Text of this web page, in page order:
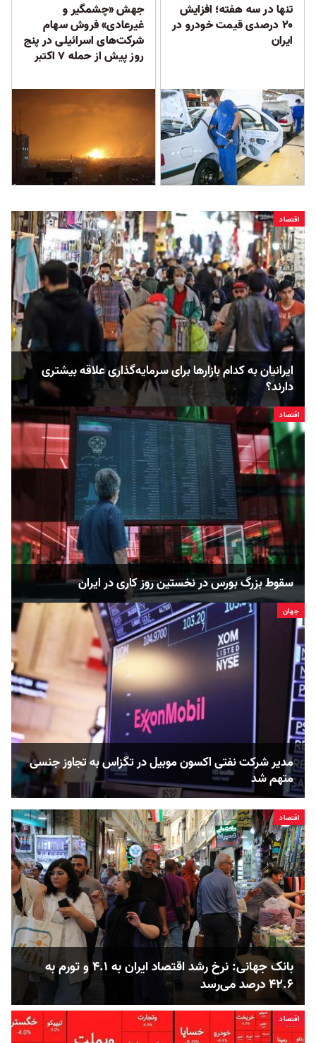
تنها در سه هفته؛ افزایش
۲۰ درصدی قیمت خودرو در
ایران
جهش «چشمگیر و
غیرعادی» فروش سهام‌
شرکت‌های اسرائیلی در پنج
روز پیش از حمله ۷ اکتبر
اقتصاد
ایرانیان به کدام بازارها برای سرمایه‌گذاری علاقه‌ بیشتری
دارند؟
اقتصاد
سقوط بزرگ بورس در نخستین روز کاری در ایران
جهان
مدیر شرکت نفتی اکسون موبیل در تگزاس به تجاوز جنسی
متهم شد
اقتصاد
بانک جهانی: نرخ رشد اقتصاد ایران به ۴.۱ و تورم به
۴۲.۶ درصد می‌رسد
اقتصاد